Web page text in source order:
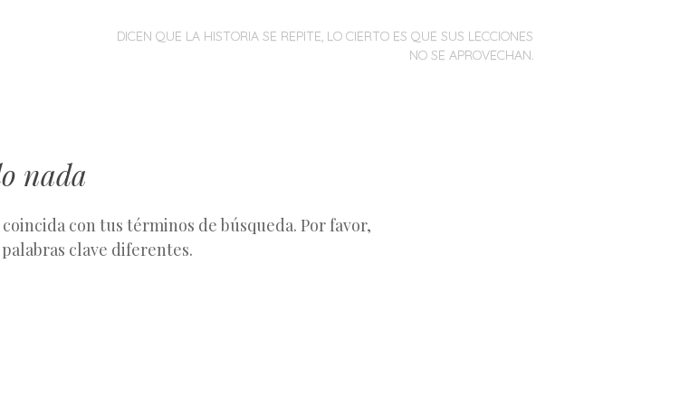
MENÚ
SALTARDICEN QUE LA HISTORIA SE REPITE, LO CIERTO ES QUE SUS LECCIONES
NO SE APROVECHAN.
nada
con tus términos de búsqueda. Por favor,
clave diferentes.